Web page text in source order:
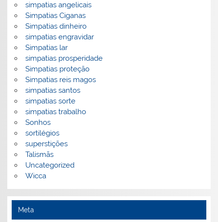
simpatias angelicais
Simpatias Ciganas
Simpatias dinheiro
simpatias engravidar
Simpatias lar
simpatias prosperidade
Simpatias proteção
Simpatias reis magos
simpatias santos
simpatias sorte
simpatias trabalho
Sonhos
sortilégios
superstições
Talismãs
Uncategorized
Wicca
Meta